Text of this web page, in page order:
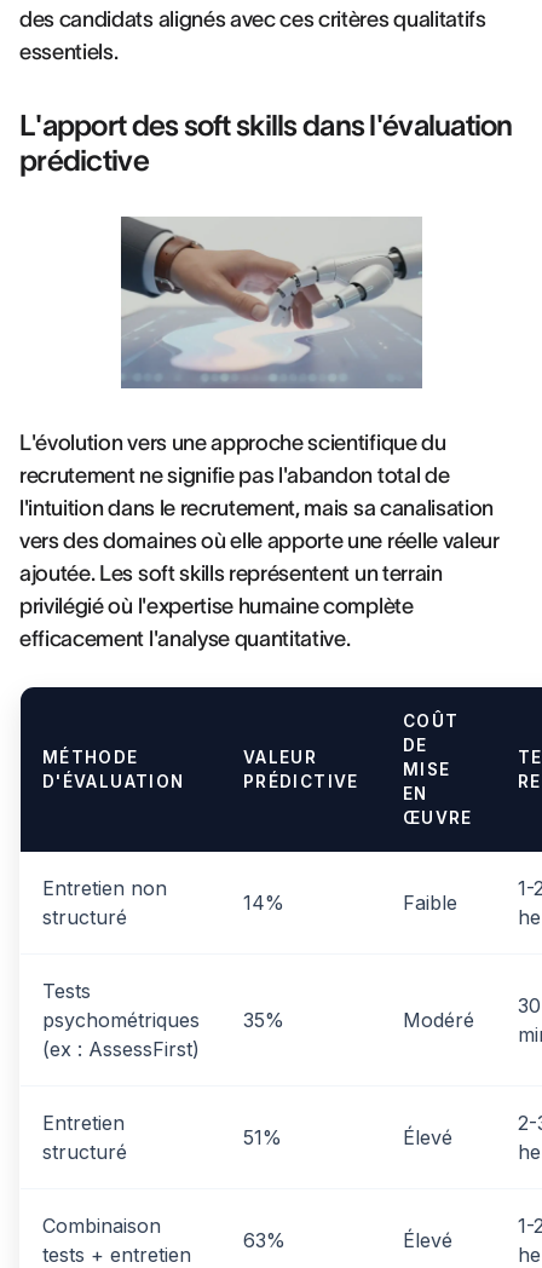
des candidats alignés avec ces critères qualitatifs
essentiels.
L'apport des soft skills dans l'évaluation
prédictive
L'évolution vers une approche scientifique du
recrutement ne signifie pas l'abandon total de
l'intuition dans le recrutement, mais sa canalisation
vers des domaines où elle apporte une réelle valeur
ajoutée. Les soft skills représentent un terrain
privilégié où l'expertise humaine complète
efficacement l'analyse quantitative.
MÉTHODE
D'ÉVALUATION
VALEUR
PRÉDICTIVE
COÛT
DE
MISE
EN
ŒUVRE
Entretien non
structuré
14% Faible
1-
Tests
psychométriques
(ex : AssessFirst)
35% Modéré
Entretien
structuré
51% Élevé
2-
Combinaison
tests + entretien
63% Élevé
1-